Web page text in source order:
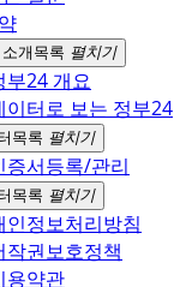
개 목록 펼치기
부24 개요
이터로 보는 정부24
목록 펼치기
증서등록/관리
목록 펼치기
인정보처리방침
작권보호정책
용약관